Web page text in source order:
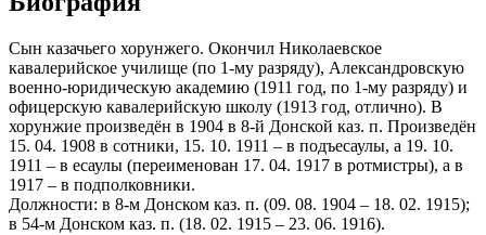
Сын казачьего хорунжего. Окончил Николаевское
кавалерийское училище (по 1-му разряду), Александровскую
военно-юридическую академию (1911 год, по 1-му разряду) и
офицерскую кавалерийскую школу (1913 год, отлично). В
хорунжие произведён в 1904 в 8-й Донской каз. п. Произведён
15. 04. 1908 в сотники, 15. 10. 1911 – в подъесаулы, а 19. 10.
1911 – в есаулы (переименован 17. 04. 1917 в ротмистры), а в
1917 – в подполковники.
Должности: в 8-м Донском каз. п. (09. 08. 1904 – 18. 02. 1915);
в 54-м Донском каз. п. (18. 02. 1915 – 23. 06. 1916).